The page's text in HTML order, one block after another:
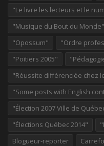
"Le livre les lecteurs et le
"Musique du Bout du Monde"
"Opossum"
"Ordre
"Poitiers 2005"
"Réussite différenciée chez
"Some posts with English
"Élection 2007 Ville de
"Élections Québec 2014"
Blogueur-reporter